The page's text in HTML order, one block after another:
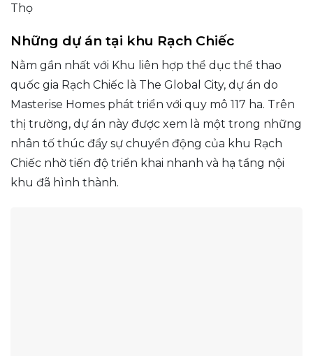
Thọ
Những dự án tại khu Rạch Chiếc
Nằm gần nhất với Khu liên hợp thể dục thể thao
quốc gia Rạch Chiếc là The Global City, dự án do
Masterise Homes phát triển với quy mô 117 ha. Trên
thị trường, dự án này được xem là một trong những
nhân tố thúc đẩy sự chuyển động của khu Rạch
Chiếc nhờ tiến độ triển khai nhanh và hạ tầng nội
khu đã hình thành.